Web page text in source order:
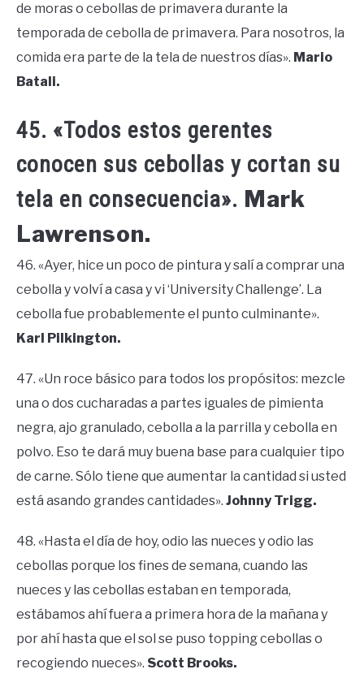
de moras o cebollas de primavera durante la
temporada de cebolla de primavera. Para nosotros, la
comida era parte de la tela de nuestros días». Mario
Batali.
45. «Todos estos gerentes
conocen sus cebollas y cortan su
tela en consecuencia». Mark
Lawrenson.
46. «Ayer, hice un poco de pintura y salí a comprar una
cebolla y volví a casa y vi ‘University Challenge’. La
cebolla fue probablemente el punto culminante».
Karl Pilkington.
47. «Un roce básico para todos los propósitos: mezcle
una o dos cucharadas a partes iguales de pimienta
negra, ajo granulado, cebolla a la parrilla y cebolla en
polvo. Eso te dará muy buena base para cualquier tipo
de carne. Sólo tiene que aumentar la cantidad si usted
está asando grandes cantidades». Johnny Trigg.
48. «Hasta el día de hoy, odio las nueces y odio las
cebollas porque los fines de semana, cuando las
nueces y las cebollas estaban en temporada,
estábamos ahí fuera a primera hora de la mañana y
por ahí hasta que el sol se puso topping cebollas o
recogiendo nueces». Scott Brooks.